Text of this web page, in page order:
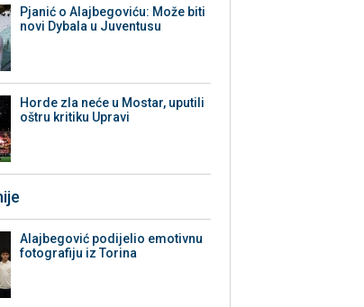
Pjanić o Alajbegoviću: Može biti
novi Dybala u Juventusu
Horde zla neće u Mostar, uputili
oštru kritiku Upravi
Alajbegović podijelio emotivnu
fotografiju iz Torina